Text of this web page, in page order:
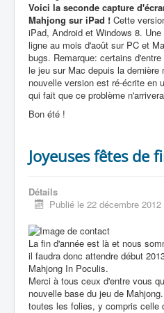
Voici la seconde capture
Mahjong sur iPad ! Cette
iPad, Android et Windows 8.
ligne au mois d'août sur PC et
bugs. Remarque: certains
le jeu sur Mac depuis la
nouvelle version est ré-écrite en
qui fait que ce problème
Bon été !
Joyeuses fêtes de
Détails
Publié le 22 décembre 2012
La fin d'année est là et nous
il faudra donc attendre début
Mahjong In Poculis.
Merci à tous ceux d'entre vous
nouvelle base du jeu de
toutes les folies, y compris celle